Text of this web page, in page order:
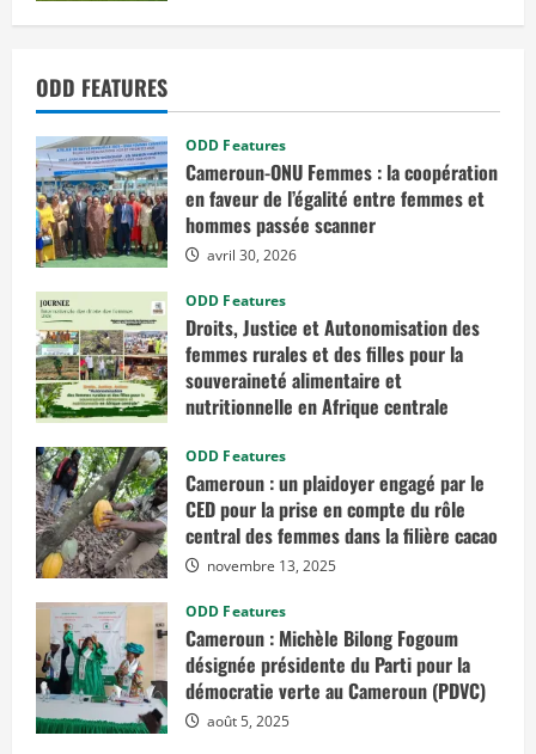
ODD FEATURES
ODD Features
Cameroun-ONU Femmes : la coopération
en faveur de l’égalité entre femmes et
hommes passée scanner
avril 30, 2026
ODD Features
Droits, Justice et Autonomisation des
femmes rurales et des filles pour la
souveraineté alimentaire et
nutritionnelle en Afrique centrale
ODD Features
Cameroun : un plaidoyer engagé par le
CED pour la prise en compte du rôle
central des femmes dans la filière cacao
novembre 13, 2025
ODD Features
Cameroun : Michèle Bilong Fogoum
désignée présidente du Parti pour la
démocratie verte au Cameroun (PDVC)
août 5, 2025